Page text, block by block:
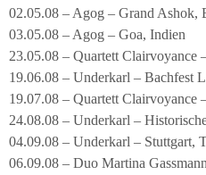
02.05.08 – Agog – Grand Ashok,
03.05.08 – Agog – Goa, Indien
23.05.08 – Quartett Clairvoyance
19.06.08 – Underkarl – Bachfest
19.07.08 – Quartett Clairvoyance
24.08.08 – Underkarl –
04.09.08 – Underkarl – Stuttgart,
06.09.08 – Duo Martina